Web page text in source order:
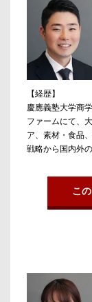
【経歴】
慶應義塾大学商
ファームにて、
ア、素材・食品
戦略から国内外
買収後のPMI、
ムで働く中で、
からアンテロー
においては自身
こ